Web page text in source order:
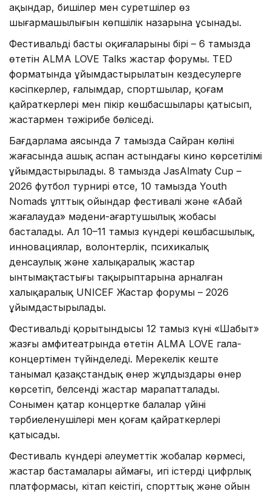
ақындар, бишілер мен суретшілер өз
шығармашылығын көпшілік назарына ұсынады.
Фестивальдің басты оқиғаларының бірі – 6 тамызда
өтетін ALMA LOVE Talks жастар форумы. TED
форматында ұйымдастырылатын кездесулерге
кәсіпкерлер, ғалымдар, спортшылар, қоғам
қайраткерлері мен пікір көшбасшылары қатысып,
жастармен тәжірибе бөліседі.
Бағдарлама аясында 7 тамызда Сайран көлінің
жағасында ашық аспан астындағы кино көрсетілімі
ұйымдастырылады. 8 тамызда JasAlmaty Cup –
2026 футбол турнирі өтсе, 10 тамызда Youth
Nomads ұлттық ойындар фестивалі және «Абай
жағалауда» мәдени-ағартушылық жобасы
басталады. Ал 10–11 тамыз күндері көшбасшылық,
инновациялар, волонтерлік, психикалық
денсаулық және халықаралық жастар
ынтымақтастығы тақырыптарына арналған
халықаралық UNICEF Жастар форумы – 2026
ұйымдастырылады.
Фестивальдің қорытындысы 12 тамыз күні «Шабыт»
жазғы амфитеатрында өтетін ALMA LOVE гала-
концертімен түйінделеді. Мерекелік кеште
танымал қазақстандық өнер жұлдыздары өнер
көрсетіп, белсенді жастар марапатталады.
Сонымен қатар концертке балалар үйінің
тәрбиеленушілері мен қоғам қайраткерлері
қатысады.
Фестиваль күндері әлеуметтік жобалар көрмесі,
жастар бастамалары аймағы, игі істердің цифрлық
платформасы, кітап кеңістігі, спорттық және ойын